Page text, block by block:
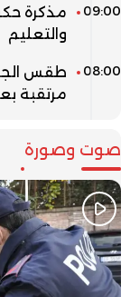
09:00
مذكرة
والتعليم
08:00
طقس
مرتقبة
صوت وصورة